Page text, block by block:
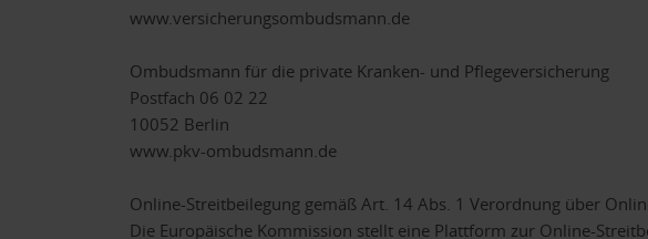
www.versicherungsombudsmann.de
Ombudsmann für die private Kranken- und Pflegeversicherung
Postfach 06 02 22
10052 Berlin
www.pkv-ombudsmann.de
Online-Streitbeilegung gemäß Art. 14 Abs. 1 Verordnung über
Die Europäische Kommission stellt eine Plattform zur Online-